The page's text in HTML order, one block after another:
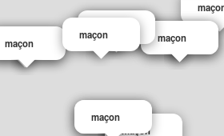
maçon
maçon
maçon
maçon
Maçon
maçon
maçon
maçon